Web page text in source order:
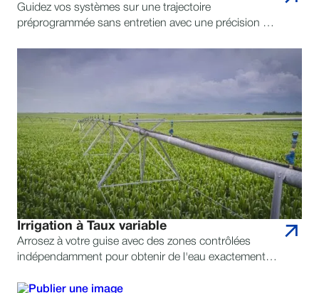
Guidez vos systèmes sur une trajectoire
préprogrammée sans entretien avec une précision de
Irrigation à Taux variable
Arrosez à votre guise avec des zones contrôlées
indépendamment pour obtenir de l'eau exactement là
difficile. Mettons fin à certaines conjectures.